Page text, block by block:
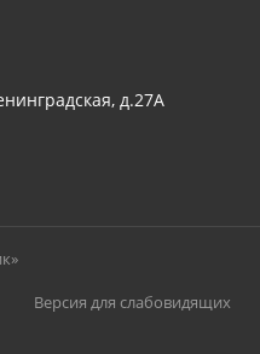
д.27А
Версия для слабовидящих